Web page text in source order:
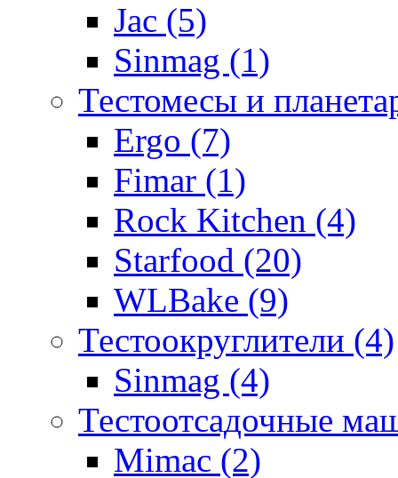
Jac (5)
Sinmag (1)
Тестомесы и
Ergo (7)
Fimar (1)
Rock Kitchen (4)
Starfood (20)
WLBake (9)
Тестоокруглители (4)
Sinmag (4)
Тестоотсадочные
Mimac (2)